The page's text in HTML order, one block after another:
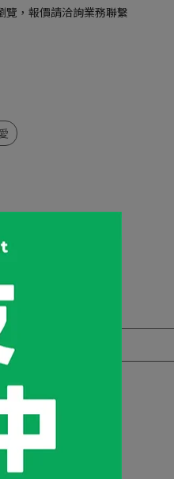
覽，報價請洽詢業務聯繫